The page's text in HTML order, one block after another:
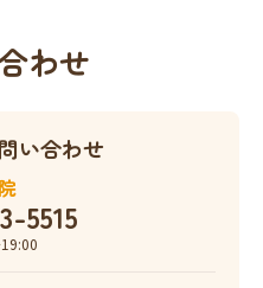
わせ
い合わせ
5515